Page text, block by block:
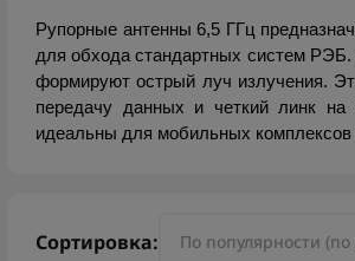
Рупорные антенны 6,5 ГГц
для обхода стандартных систем
формируют острый луч излучения.
передачу данных и четкий линк
идеальны для мобильных
Сортировка: